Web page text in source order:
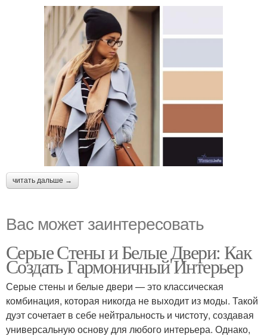
читать дальше →
Вас может заинтересовать
Серые Стены и Белые Двери: Как
Создать Гармоничный Интерьер
Серые стены и белые двери — это классическая
комбинация, которая никогда не выходит из моды. Такой
дуэт сочетает в себе нейтральность и чистоту, создавая
универсальную основу для любого интерьера. Однако,